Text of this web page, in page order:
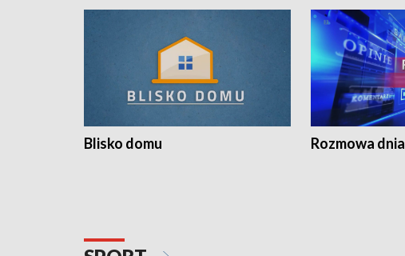
Blisko domu Rozmowa dnia